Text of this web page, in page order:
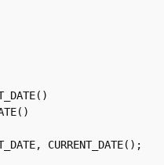
CURRENT_DATE();